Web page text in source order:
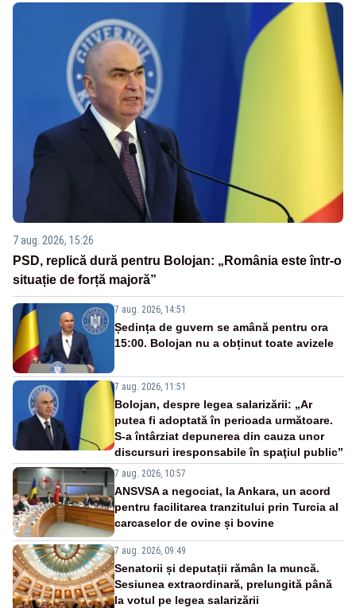
7 aug. 2026, 15:26
PSD, replică dură pentru Bolojan: „România este într-o
situație de forță majoră”
7 aug. 2026, 14:51
Ședința de guvern se amână pentru ora
15:00. Bolojan nu a obținut toate avizele
7 aug. 2026, 11:51
Bolojan, despre legea salarizării: „Ar
putea fi adoptată în perioada următoare.
S-a întârziat depunerea din cauza unor
discursuri iresponsabile în spaţiul public”
7 aug. 2026, 10:57
ANSVSA a negociat, la Ankara, un acord
pentru facilitarea tranzitului prin Turcia al
carcaselor de ovine și bovine
7 aug. 2026, 09:49
Senatorii și deputații rămân la muncă.
Sesiunea extraordinară, prelungită până
la votul pe legea salarizării